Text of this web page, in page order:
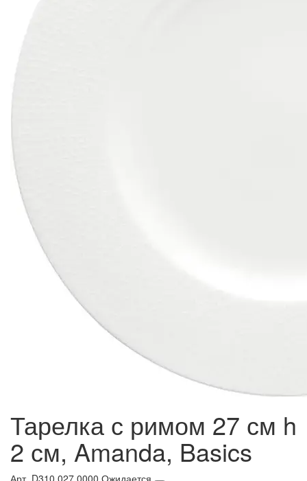
Тарелка с римом 27 см h
2 см, Amanda, Basics